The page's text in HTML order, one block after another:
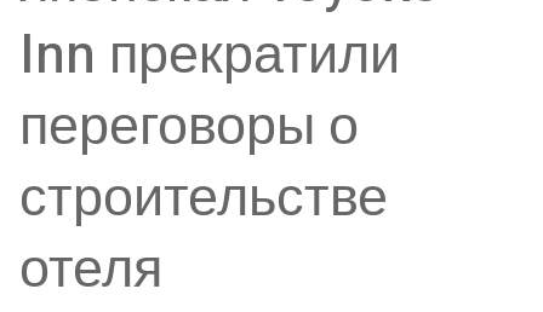
Inn прекратили
переговоры о
строительстве
отеля